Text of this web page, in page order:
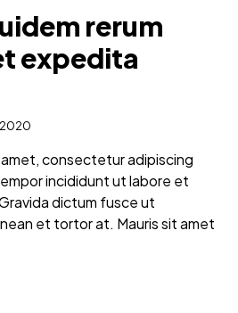
rerum
expedita
consectetur adipiscing
incididunt ut labore et
dictum fusce ut
et tortor at. Mauris sit amet